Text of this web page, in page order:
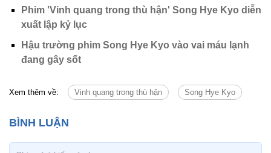
Phim 'Vinh quang trong thù hận' Song Hye Kyo diễn
xuất lập kỷ lục
Hậu trường phim Song Hye Kyo vào vai máu lạnh
đang gây sốt
Xem thêm về: Vinh quang trong thù hận Song Hye Kyo